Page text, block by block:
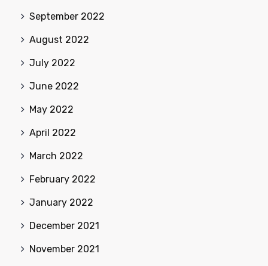
September 2022
August 2022
July 2022
June 2022
May 2022
April 2022
March 2022
February 2022
January 2022
December 2021
November 2021